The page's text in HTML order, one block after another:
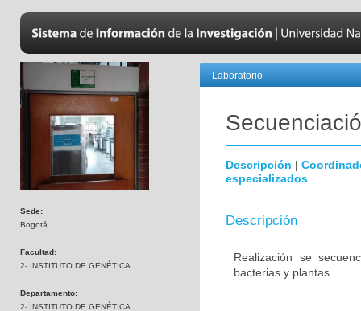
Sede:
Bogotá
Facultad:
2- INSTITUTO DE GENÉTICA
Departamento:
2- INSTITUTO DE GENÉTICA
Laboratorio
Descripción |
especializados
Descripción
Realización se
bacterias y plantas